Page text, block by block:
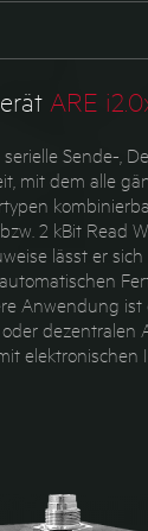
ARE
Sende-,
mit dem alle
2 kBit Read
lässt er
Anwendung ist
dezentralen
elektronischen